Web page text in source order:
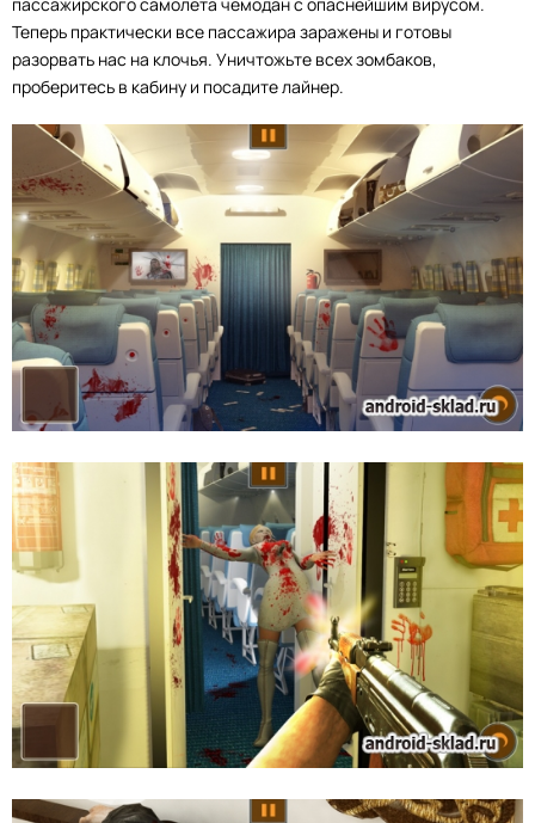
Теперь практически все пассажира заражены и готовы
разорвать нас на клочья. Уничтожьте всех зомбаков,
проберитесь в кабину и посадите лайнер.